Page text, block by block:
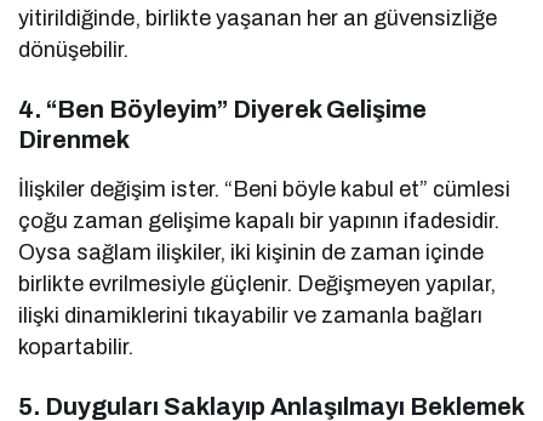
yitirildiğinde, birlikte yaşanan her an güvensizliğe
dönüşebilir.
4. “Ben Böyleyim” Diyerek Gelişime
Direnmek
İlişkiler değişim ister. “Beni böyle kabul et” cümlesi
çoğu zaman gelişime kapalı bir yapının ifadesidir.
Oysa sağlam ilişkiler, iki kişinin de zaman içinde
birlikte evrilmesiyle güçlenir. Değişmeyen yapılar,
ilişki dinamiklerini tıkayabilir ve zamanla bağları
kopartabilir.
5. Duyguları Saklayıp Anlaşılmayı Beklemek